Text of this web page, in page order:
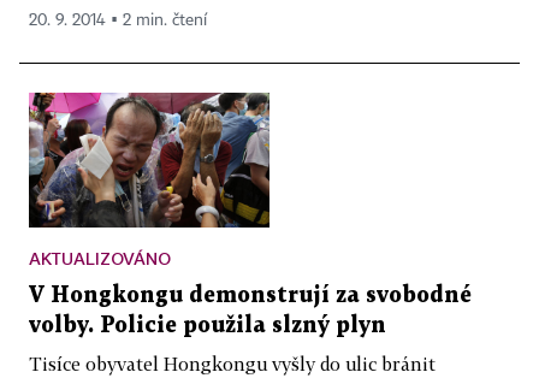
20. 9. 2014 ▪ 2 min. čtení
AKTUALIZOVÁNO
V Hongkongu demonstrují za svobodné
volby. Policie použila slzný plyn
Tisíce obyvatel Hongkongu vyšly do ulic bránit